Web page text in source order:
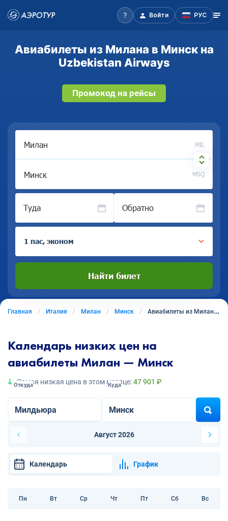
Войти РУС
Авиабилеты из Милана в Минск на
Uzbekistan Airways
Промокод на рейсы
MIL
MSQ
Туда Обратно
1 пас, эконом
Найти билет
Главная Италия Милан Минск Авиабилеты из Милана в Минск
Календарь низких цен на
авиабилеты Милан — Минск
Самая низкая цена в этом месяце:47 901 ₽
Откуда Куда
Август 2026
Календарь График
Пн Вт Ср Чт Пт Сб Вс